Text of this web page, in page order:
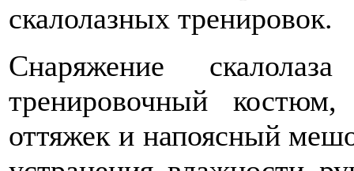
скалолазных тренировок.
Снаряжение
тренировочный
оттяжек и напоясный